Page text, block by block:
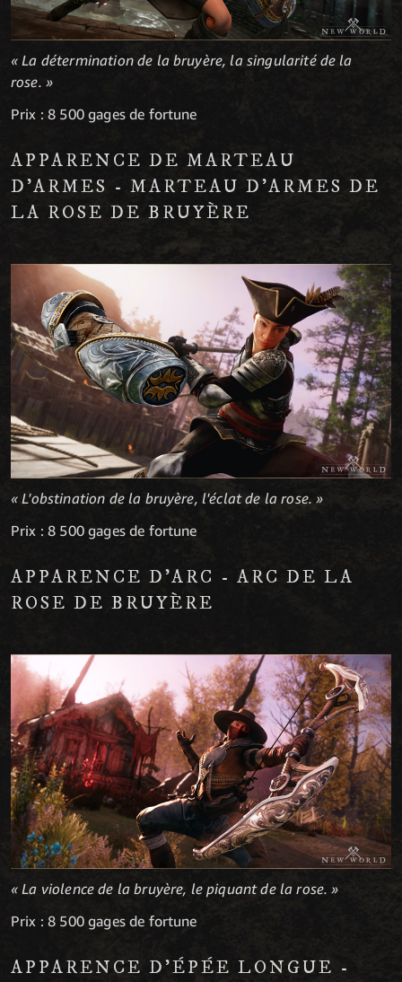
« La détermination de la bruyère, la singularité de la
rose. »
Prix : 8 500 gages de fortune
APPARENCE DE MARTEAU
D'ARMES - MARTEAU D'ARMES DE
LA ROSE DE BRUYÈRE
« L'obstination de la bruyère, l'éclat de la rose. »
Prix : 8 500 gages de fortune
APPARENCE D'ARC - ARC DE LA
ROSE DE BRUYÈRE
« La violence de la bruyère, le piquant de la rose. »
Prix : 8 500 gages de fortune
APPARENCE D’ÉPÉE LONGUE -